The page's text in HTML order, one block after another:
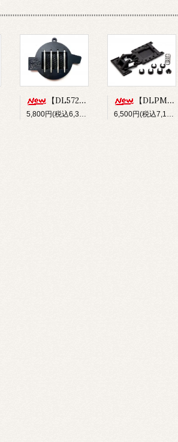
【DL572】SUS304 ステンレスショックシャフト(φ3x33.5mm)
5,800円(税込6,380円)
【DLPM-OP02】Rear LinkSus for DLPM
6,500円(税込7,150円)